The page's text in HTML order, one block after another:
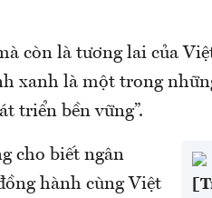
còn là tương lai của
xanh là một trong
triển bền vững”.
cho biết ngân
hành cùng Việt